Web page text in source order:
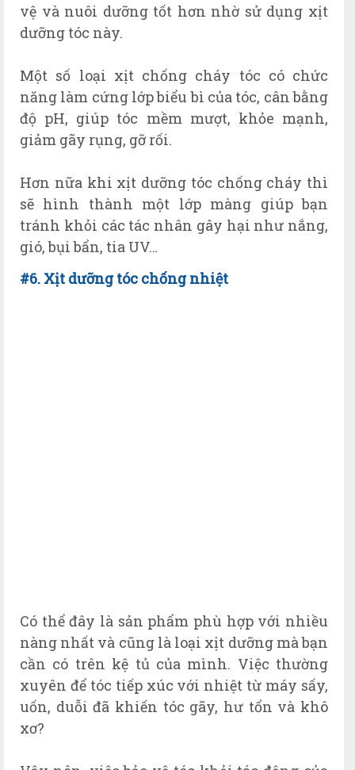
vệ và nuôi dưỡng tốt hơn nhờ sử dụng xịt
dưỡng tóc này.
Một số loại xịt chống cháy tóc có chức
năng làm cứng lớp biểu bì của tóc, cân bằng
độ pH, giúp tóc mềm mượt, khỏe mạnh,
giảm gãy rụng, gỡ rối.
Hơn nữa khi xịt dưỡng tóc chống cháy thì
sẽ hình thành một lớp màng giúp bạn
tránh khỏi các tác nhân gây hại như nắng,
gió, bụi bẩn, tia UV…
#6. Xịt dưỡng tóc chống nhiệt
Có thể đây là sản phẩm phù hợp với nhiều
nàng nhất và cũng là loại xịt dưỡng mà bạn
cần có trên kệ tủ của mình. Việc thường
xuyên để tóc tiếp xúc với nhiệt từ máy sấy,
uốn, duỗi đã khiến tóc gãy, hư tổn và khô
xơ?